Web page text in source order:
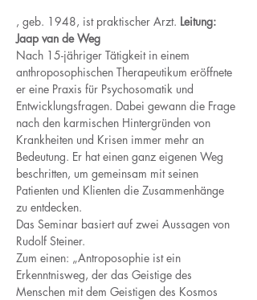
, geb. 1948, ist praktischer Arzt. Leitung:
Jaap van de Weg
Nach 15-jähriger Tätigkeit in einem
anthroposophischen Therapeutikum eröffnete
er eine Praxis für Psychosomatik und
Entwicklungsfragen. Dabei gewann die Frage
nach den karmischen Hintergründen von
Krankheiten und Krisen immer mehr an
Bedeutung. Er hat einen ganz eigenen Weg
beschritten, um gemeinsam mit seinen
Patienten und Klienten die Zusammenhänge
zu entdecken.
Das Seminar basiert auf zwei Aussagen von
Rudolf Steiner.
Zum einen: „Antroposophie ist ein
Erkenntnisweg, der das Geistige des
Menschen mit dem Geistigen des Kosmos